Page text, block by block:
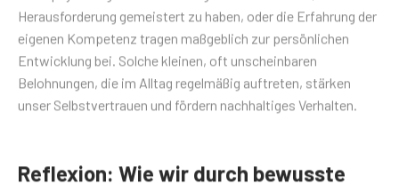
Herausforderung gemeistert zu haben, oder die Erfahrung der
eigenen Kompetenz tragen maßgeblich zur persönlichen
Entwicklung bei. Solche kleinen, oft unscheinbaren
Belohnungen, die im Alltag regelmäßig auftreten, stärken
unser Selbstvertrauen und fördern nachhaltiges Verhalten.
Reflexion: Wie wir durch bewusste